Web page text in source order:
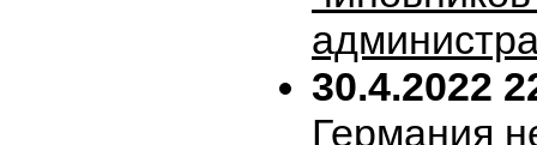
30.4.2022
Германия